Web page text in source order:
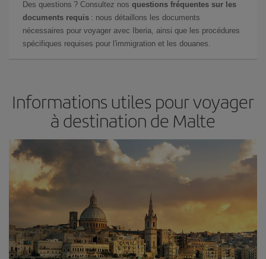
Des questions ? Consultez nos questions fréquentes sur les
documents requis : nous détaillons les documents
nécessaires pour voyager avec Iberia, ainsi que les procédures
spécifiques requises pour l'immigration et les douanes.
Informations utiles pour voyager
à destination de Malte